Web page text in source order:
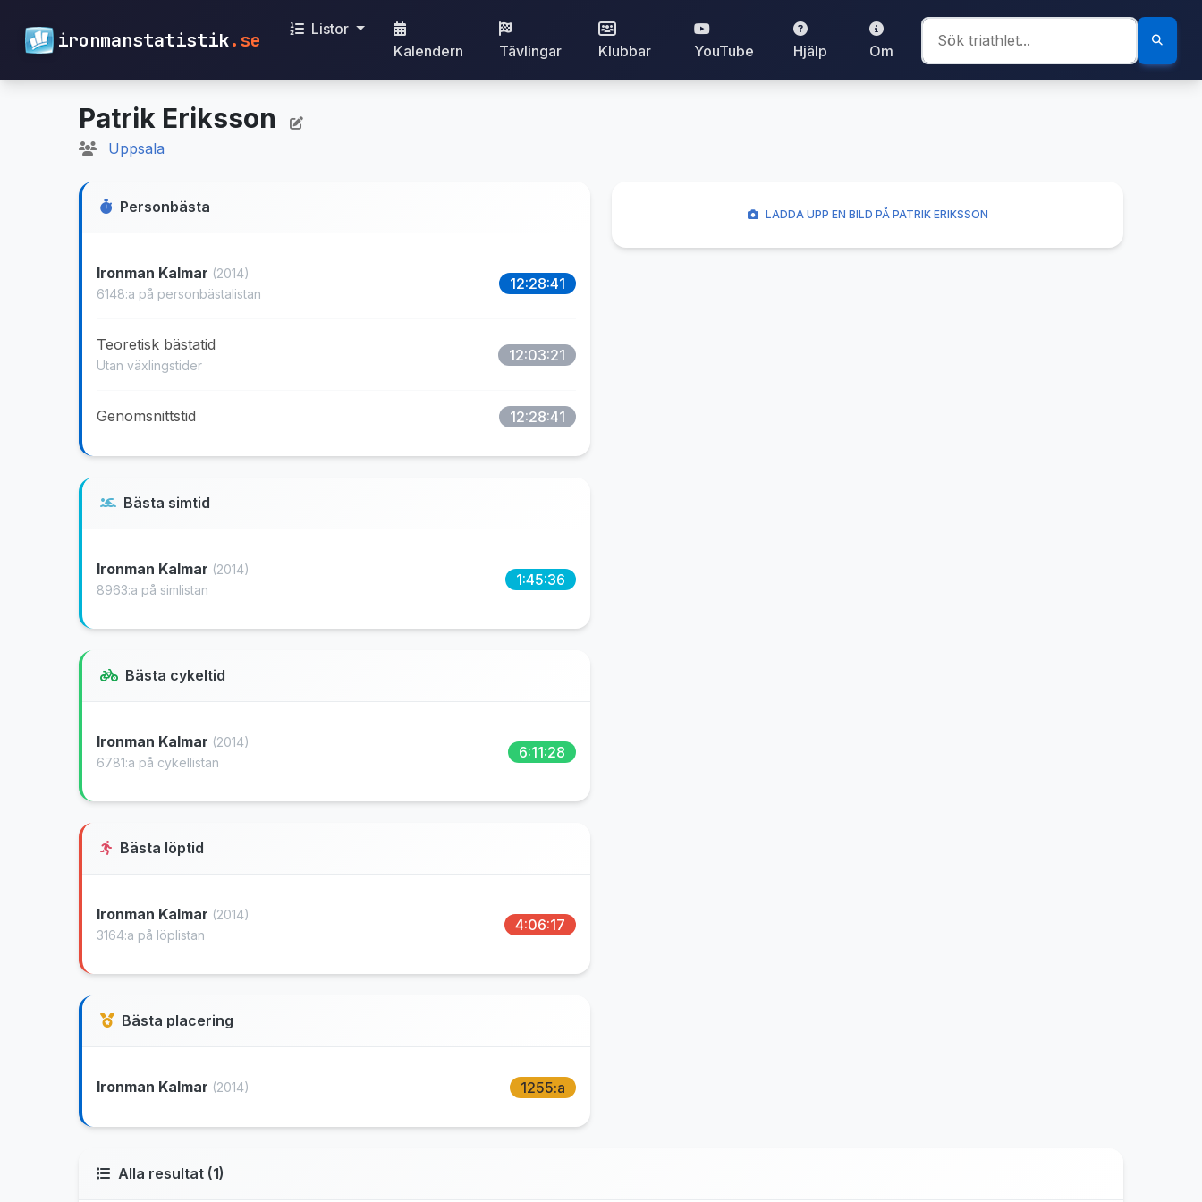
ironmanstatistik.se
Listor
Kalendern
Tävlingar Klubbar YouTube Hjälp Om
Patrik Eriksson
Uppsala
Personbästa
Ironman Kalmar (2014)
6148:a på personbästalistan
12:28:41
Teoretisk bästatid
Utan växlingstider
12:03:21
Genomsnittstid 12:28:41
Bästa simtid
Ironman Kalmar (2014)
8963:a på simlistan
1:45:36
Bästa cykeltid
Ironman Kalmar (2014)
6781:a på cykellistan
6:11:28
Bästa löptid
Ironman Kalmar (2014)
3164:a på löplistan
4:06:17
Bästa placering
Ironman Kalmar (2014) 1255:a
LADDA UPP EN BILD PÅ PATRIK ERIKSSON
Alla resultat (1)